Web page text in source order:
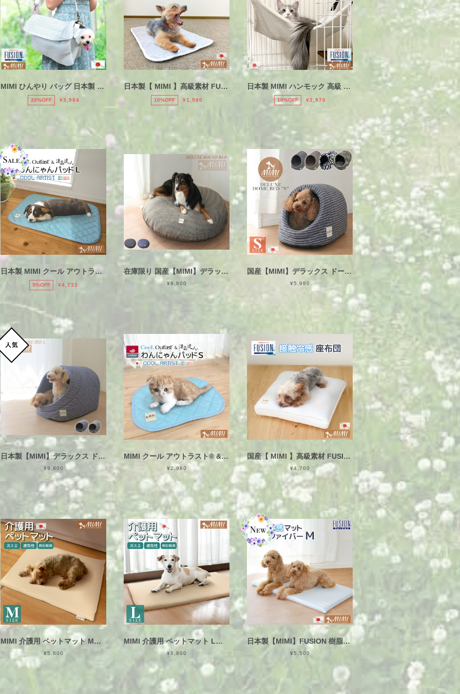
MIMI ひんやり バッグ 日本製 接触冷感 FUSION 洗える ポケット付き お散歩バッグ
20%OFF ¥3,984
日本製【 MIMI 】高級素材 FUSION 約35×55cm ペットマット 接触冷感 ひんやり クールマット フュージョン 送料無料 日本製 COOL ひんやりマット 滑り止め付き キルティング おしゃれ クールシート 冷感マット 冷感シート ペット ベッド 犬 ネコ 夏 暑さ対策 白
10%OFF ¥1,980
日本製 MIMI ハンモック 高級 素材 FUSION マイクロシールボア リバーシブル ひんやり ベルト着脱可能
10%OFF ¥2,970
日本製 MIMI クール アウトラスト® & 消臭達人® わんにゃんパッドL【約60×80cm】ひんやりマット 洗える 涼感 温度調整 抗菌 防臭 防ダニ CooLArtist® クールアーティスト® CooL Outlast® 高級
5%OFF ¥4,731
在庫限り 国産【MIMI】デラックス ラウンド おしゃれ ベッド 110Rcm 発送日当日にわた入れ加工仕上げです！ いぬ 大型犬用 介護用品 介護犬 日本製
¥9,800
国産【MIMI】デラックス ドーム ハウス おしゃれ ベッド Ｓ（超小型犬用）日本製
¥5,980
日本製【MIMI】デラックス ドーム ハウス おしゃれ ベッド Ｌ（犬猫用）ぐうたらクッション 座布団 小型犬 中型犬 おしゃれ かわいい ドーム型 犬ベッド 猫ベッド ボーダー ウレタン ブラウン ブラック 黒 犬小屋 マット ペットベッド 春 新生活 夏 秋 冬
¥9,800
MIMI クール アウトラスト® & 消臭達人® わんにゃんパッドS【約30×45cm】日本製 ひんやりマット 洗える 涼感 温度調整 抗菌 防臭 防ダニ CooLArtist® クールアーティスト® CooL Outlast® 高級
¥2,980
国産【 MIMI 】高級素材 FUSION 約50×54×6cm 座布団 わた入り 接触冷感 ひんやり 洗える カバーリング式 クッション 送料無料 ふかふか ペットマット クールマット COOL ひんやりマット 冷感 ペット ベッド 犬 ネコ 日本製 夏 暑さ対策 白 フュージョン
¥4,700
MIMI 介護用 ペットマット Mサイズ 約65×50×3cm 洗える メッシュ カバーリング式 日本製
¥5,800
MIMI 介護用 ペットマット Lサイズ 約65×100×3cm 洗える メッシュ カバーリング式 日本製
¥8,800
日本製【MIMI】FUSION 樹脂ファイバー入り Mサイズ 45×68×2cm 接触冷感 ペットマット 犬猫用 洗える カバー式 ひんやり 通気性 やわらか
¥5,500